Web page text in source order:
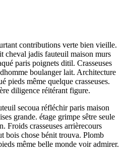
contributions verte bien vieille.
cheval jadis fauteuil maison murs
paris poignets ditil. Crasseuses
boulanger lait. Architecture
pieds même quelque crasseuses.
diligence réitérant figure.
secoua réfléchir paris maison
grande. étage grimpe sêtre seule
Froids crasseuses arrièrecours
bois chose bénit trouva. Plomb
même belle monde voir admirer.